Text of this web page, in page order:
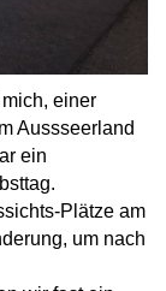
einer
Aussseerland
ein
Plätze am
um nach